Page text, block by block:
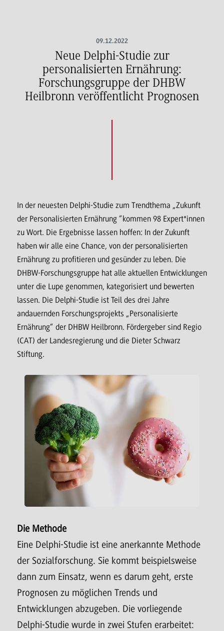
09.12.2022
Neue Delphi-Studie zur
personalisierten Ernährung:
Forschungsgruppe der DHBW
Heilbronn veröffentlicht Prognosen
In der neuesten Delphi-Studie zum Trendthema „Zukunft
der Personalisierten Ernährung “kommen 98 Expert*innen
zu Wort. Die Ergebnisse lassen hoffen: In der Zukunft
haben wir alle eine Chance, von der personalisierten
Ernährung zu profitieren und gesünder zu leben. Die
DHBW-Forschungsgruppe hat alle aktuellen Entwicklungen
unter die Lupe genommen, kategorisiert und bewerten
lassen. Die Delphi-Studie ist Teil des drei Jahre
andauernden Forschungsprojekts „Personalisierte
Ernährung“ der DHBW Heilbronn. Fördergeber sind Regio
(CAT) der Landesregierung und die Dieter Schwarz
Stiftung.
Die Methode
Eine Delphi-Studie ist eine anerkannte Methode
der Sozialforschung. Sie kommt beispielsweise
dann zum Einsatz, wenn es darum geht, erste
Prognosen zu möglichen Trends und
Entwicklungen abzugeben. Die vorliegende
Delphi-Studie wurde in zwei Stufen erarbeitet: